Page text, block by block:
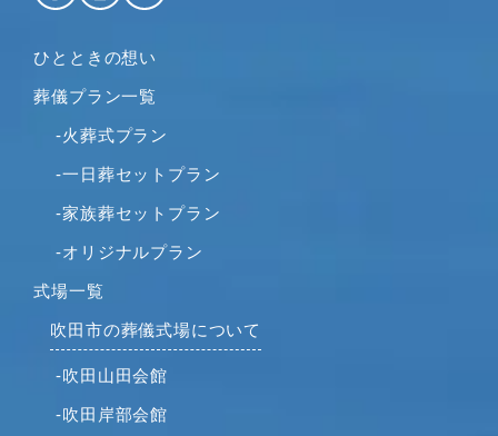
2022年10月
2022年8月
2022年7月
2022年6月
2022年5月
2022年1月
2021年12月
2021年11月
2021年10月
2021年9月
2021年8月
ひとときの想い
葬儀プラン一覧
-火葬式プラン
-一日葬セットプラン
-家族葬セットプラン
-オリジナルプラン
式場一覧
吹田市の葬儀式場について
-吹田山田会館
-吹田岸部会館